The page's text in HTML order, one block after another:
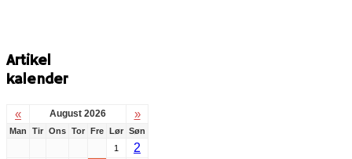
Artikel
kalender
« August 2026 »
Man Tir Ons Tor Fre Lør Søn
1
2